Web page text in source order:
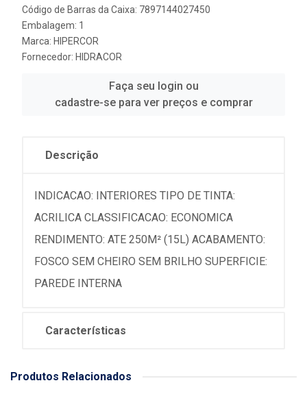
Código de Barras da Caixa: 7897144027450
Embalagem: 1
Marca: HIPERCOR
Fornecedor: HIDRACOR
Faça seu login ou
cadastre-se para ver preços e comprar
Descrição
INDICACAO: INTERIORES TIPO DE TINTA:
ACRILICA CLASSIFICACAO: ECONOMICA
RENDIMENTO: ATE 250M² (15L) ACABAMENTO:
FOSCO SEM CHEIRO SEM BRILHO SUPERFICIE:
PAREDE INTERNA
Características
Produtos Relacionados